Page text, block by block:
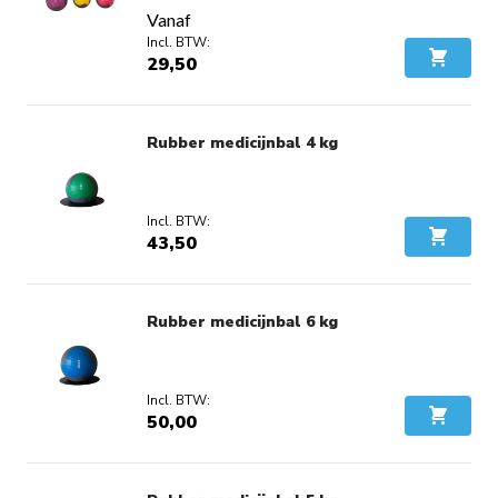
Vanaf
29,50 In
Rubber medicijnbal 4 kg
43,50 In
Rubber medicijnbal 6 kg
50,00 In